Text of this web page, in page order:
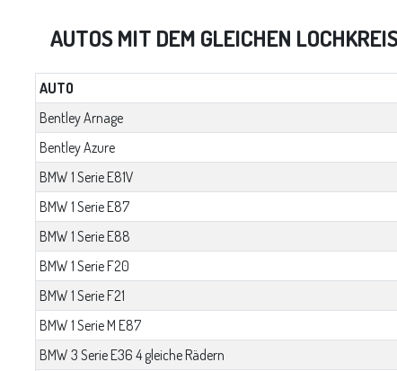
AUTOS MIT DEM GLEICHEN
AUTO
Bentley Arnage
Bentley Azure
BMW 1 Serie E81V
BMW 1 Serie E87
BMW 1 Serie E88
BMW 1 Serie F20
BMW 1 Serie F21
BMW 1 Serie M E87
BMW 3 Serie E36 4 gleiche Rädern